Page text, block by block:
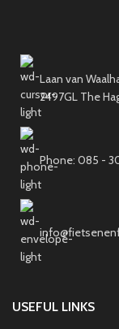
Laan van
2497GL The
Phone: 085 -
USEFUL LINKS